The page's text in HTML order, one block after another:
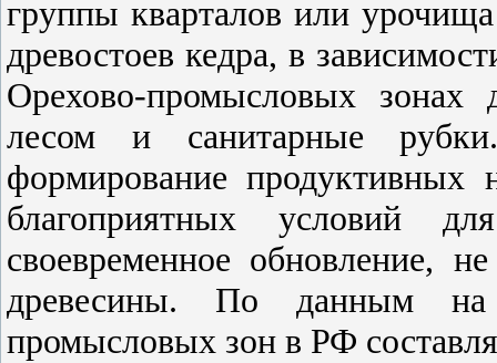
группы кварталов или
древостоев кедра, в
Орехово-промысловых зонах
лесом и санитарные
формирование продуктивных
благоприятных условий
своевременное обновление,
древесины. По данным на
промысловых зон в РФ